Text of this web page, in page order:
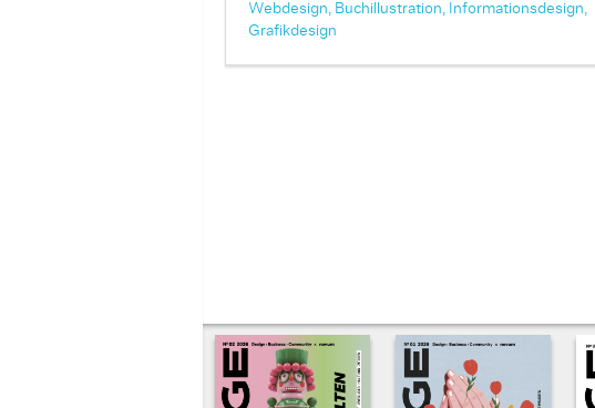
Webdesign, Buchillustration,
Informationsdesign,
Grafikdesign